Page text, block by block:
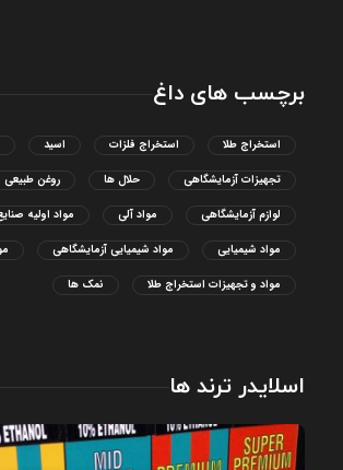
برچسب های داغ
استخراج طلا استخراج فلزات اسید
تجهیزات آزمایشگاهی حلال ها روغن طبیعی
لوازم آزمایشگاهی مواد آلی مواد اولیه
مواد شیمیایی مواد شیمیایی آزمایشگاهی
مواد و تجهیزات استخراج طلا نمک ها
اسلایدر ترند ها